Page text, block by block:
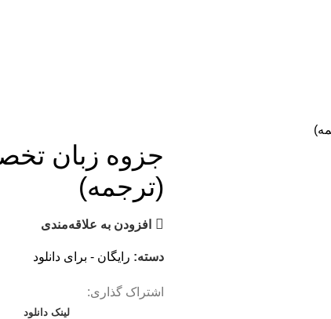
جزوه زبان
(ترجمه)
افزودن به علاقه‌مندی
دسته: رایگان - برای دانلود
اشتراک گذاری:
لینک دانلود